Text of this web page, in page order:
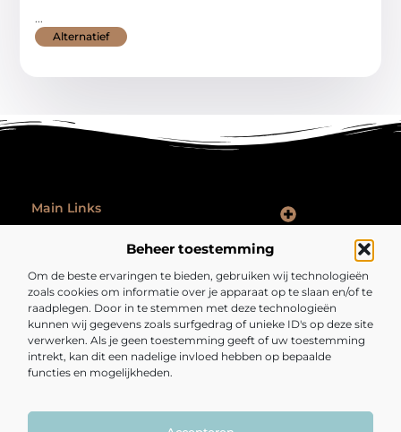
Beheer toestemming
Om de beste ervaringen te bieden, gebruiken wij technologieën
zoals cookies om informatie over je apparaat op te slaan en/of te
raadplegen. Door in te stemmen met deze technologieën
kunnen wij gegevens zoals surfgedrag of unieke ID's op deze site
verwerken. Als je geen toestemming geeft of uw toestemming
intrekt, kan dit een nadelige invloed hebben op bepaalde
functies en mogelijkheden.
...
Alternatief
Main Links
Bericht categorie
Lees mee met artikelen en verhalen die je kijk op het dagelijks leven
verrijken en verrassen.